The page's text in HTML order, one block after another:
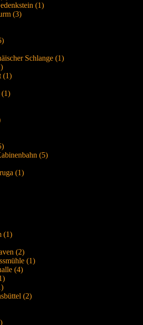
(1)
(3)
Schlange (1)
(1)
(1)
(5)
(1)
(1)
(2)
(1)
(4)
(2)